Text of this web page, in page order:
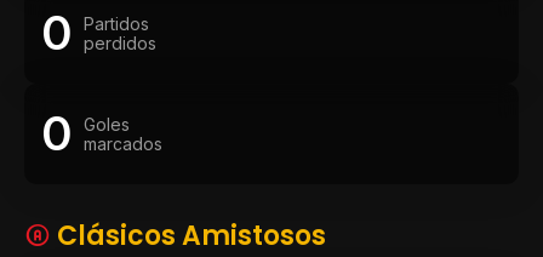
0
Partidos
perdidos
0
Goles
marcados
Clásicos Amistosos